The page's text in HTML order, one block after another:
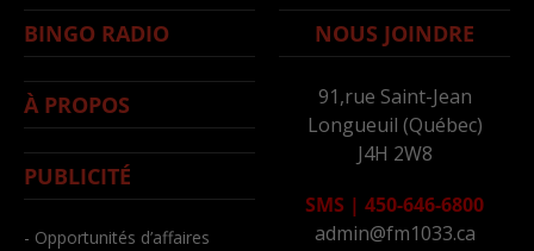
BINGO RADIO
À PROPOS
PUBLICITÉ
- Opportunités d’affaires
NOUS JOINDRE
91,rue Saint-Jean
Longueuil (Québec)
J4H 2W8
SMS | 450-646-6800
admin@fm1033.ca